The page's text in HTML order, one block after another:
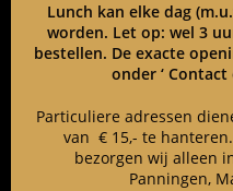
Lunch kan elke dag
worden. Let op: wel 3
bestellen. De exacte
onder ‘
Particuliere adressen
van € 15,- te
bezorgen wij alleen
Panningen,